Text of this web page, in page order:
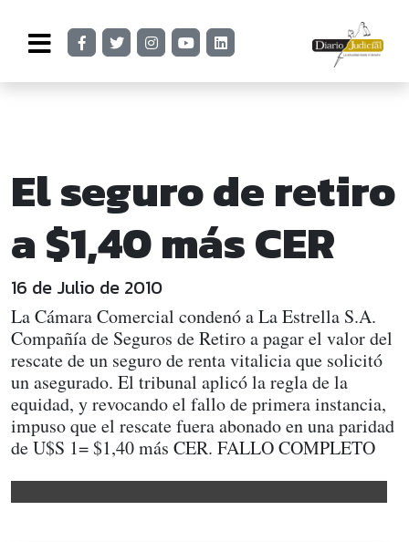
El seguro de retiro
a $1,40 más CER
16 de Julio de 2010
La Cámara Comercial condenó a La Estrella S.A.
Compañía de Seguros de Retiro a pagar el valor del
rescate de un seguro de renta vitalicia que solicitó
un asegurado. El tribunal aplicó la regla de la
equidad, y revocando el fallo de primera instancia,
impuso que el rescate fuera abonado en una paridad
de U$S 1= $1,40 más CER. FALLO COMPLETO